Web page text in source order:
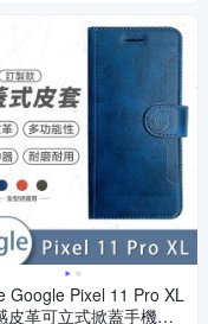
Google Pixel 11 Pro XL
皮革可立式掀蓋手機皮